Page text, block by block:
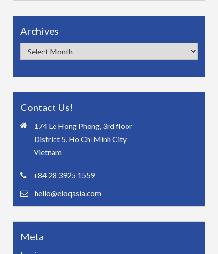
Archives
Archives
Contact Us!
174 Le Hong Phong, 3rd floor
District 5, Ho Chi Minh City
Vietnam
+84 28 3925 1559
hello@eloqasia.com
Meta